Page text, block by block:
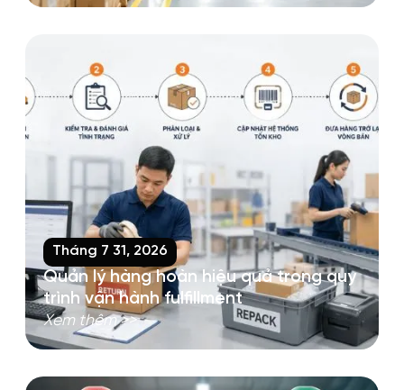
Tháng 7 31, 2026
Quản lý hàng hoàn hiệu quả trong quy
trình vận hành fulfillment
Xem thêm >>